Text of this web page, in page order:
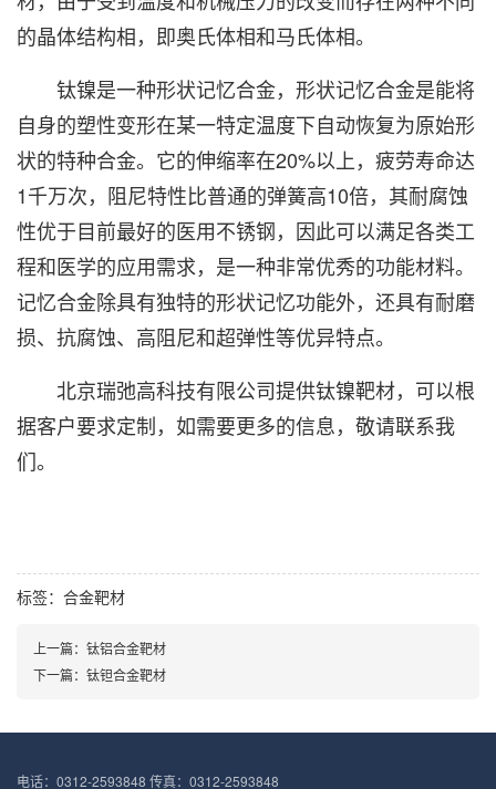
的晶体结构相，即奥氏体相和马氏体相。
钛镍是一种形状记忆合金，形状记忆合金是能将
自身的塑性变形在某一特定温度下自动恢复为原始形
状的特种合金。它的伸缩率在20%以上，疲劳寿命达
1千万次，阻尼特性比普通的弹簧高10倍，其耐腐蚀
性优于目前最好的医用不锈钢，因此可以满足各类工
程和医学的应用需求，是一种非常优秀的功能材料。
记忆合金除具有独特的形状记忆功能外，还具有耐磨
损、抗腐蚀、高阻尼和超弹性等优异特点。
北京瑞弛高科技有限公司提供钛镍靶材，可以根
据客户要求定制，如需要更多的信息，敬请联系我
们。
标签： 合金靶材
上一篇：钛铝合金靶材
下一篇：钛钽合金靶材
电话：0312-2593848 传真：0312-2593848